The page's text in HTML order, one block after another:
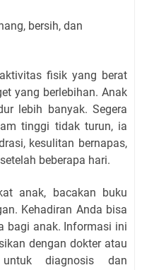
bersih, dan
fisik yang berat
yang berlebihan. Anak
lebih banyak. Segera
tinggi tidak turun, ia
kesulitan bernapas,
beberapa hari.
anak, bacakan buku
Kehadiran Anda bisa
bagi anak. Informasi ini
dengan dokter atau
diagnosis dan